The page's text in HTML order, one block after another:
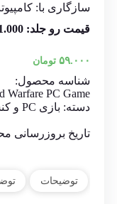
سازگاری با:
قیمت رو جلد: 71.000 تومان
۵۹.۰۰۰ تومان
شناسه محصول:
Warfare PC Game
دسته: بازی PC و کنسول
تاریخ بروزرسانی
توضیحات